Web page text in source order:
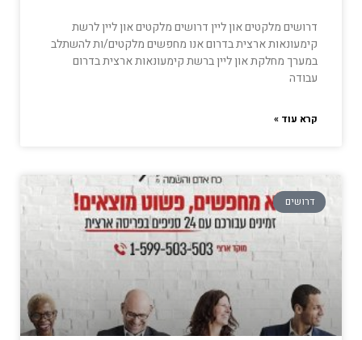
דרושים מלקטים און ליין דרושים מלקטים און ליין לרשת
קימעונאות ארצית בדרום אנו מחפשים מלקטים/ות להשתלב
במערך מחלקת און ליין ברשת קימעונאות ארצית בדרום
עבודה
קרא עוד »
דרושים